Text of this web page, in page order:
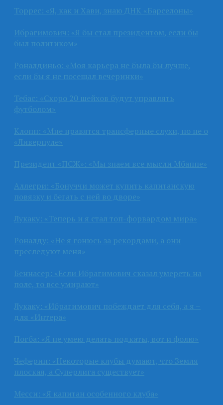
Торрес: «Я, как и Хави, знаю ДНК «Барселоны»
Ибрагимович: «Я бы стал президентом, если бы
был политиком»
Роналдиньо: «Моя карьера не была бы лучше,
если бы я не посещал вечеринки»
Тебас: «Скоро 20 шейхов будут управлять
футболом»
Клопп: «Мне нравятся трансферные слухи, но не о
«Ливерпуле»
Президент «ПСЖ»: «Мы знаем все мысли Мбаппе»
Аллегри: «Бонуччи может купить капитанскую
повязку и бегать с ней во дворе»
Лукаку: «Теперь и я стал топ-форвардом мира»
Роналду: «Не я гонюсь за рекордами, а они
преследуют меня»
Беннасер: «Если Ибрагимович сказал умереть на
поле, то все умирают»
Лукаку: «Ибрагимович побеждает для себя, а я –
для «Интера»
Погба: «Я не умею делать подкаты, вот и фолю»
Чеферин: «Некоторые клубы думают, что Земля
плоская, а Суперлига существует»
Месси: «Я капитан особенного клуба»